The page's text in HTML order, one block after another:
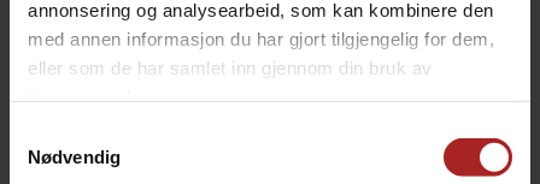
annonsering og analysearbeid, som kan kombinere den
med annen informasjon du har gjort tilgjengelig for dem,
eller som de har samlet inn gjennom din bruk av
Nødvendig